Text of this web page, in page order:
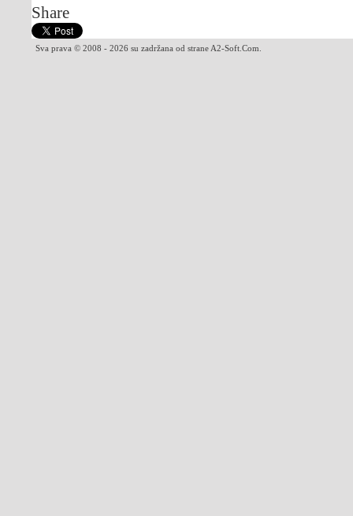
Share
Sva prava © 2008 - 2026 su zadržana od strane A2-Soft.Com.